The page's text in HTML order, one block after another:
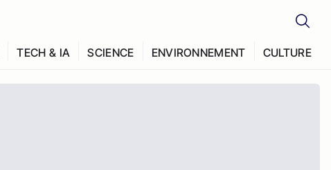
TECH & IA SCIENCE ENVIRONNEMENT CULTURE